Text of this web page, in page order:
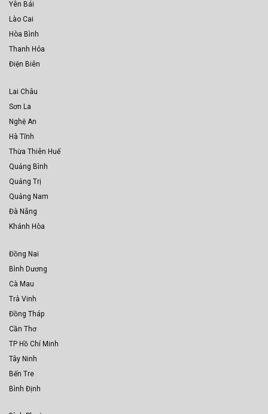
Yên Bái
Lào Cai
Hòa Bình
Thanh Hóa
Điện Biên
Lai Châu
Sơn La
Nghệ An
Hà Tĩnh
Thừa Thiên Huế
Quảng Bình
Quảng Trị
Quảng Nam
Đà Nẵng
Khánh Hòa
Đồng Nai
Bình Dương
Cà Mau
Trà Vinh
Đồng Tháp
Cần Thơ
TP Hồ Chí Minh
Tây Ninh
Bến Tre
Bình Định